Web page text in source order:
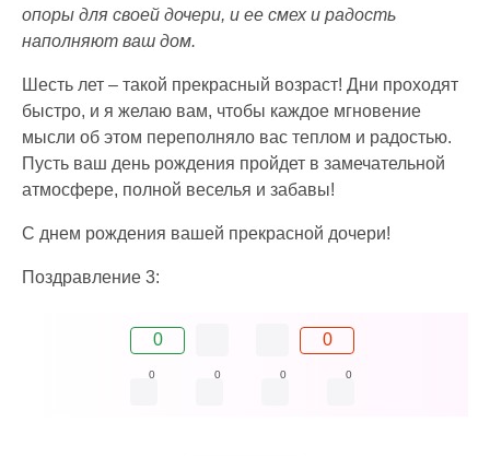
опоры для своей дочери, и ее смех и радость
наполняют ваш дом.
Шесть лет – такой прекрасный возраст! Дни проходят
быстро, и я желаю вам, чтобы каждое мгновение
мысли об этом переполняло вас теплом и радостью.
Пусть ваш день рождения пройдет в замечательной
атмосфере, полной веселья и забавы!
C днем рождения вашей прекрасной дочери!
Поздравление 3:
0 0
0 0 0 0